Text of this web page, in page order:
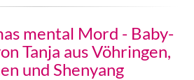
mental Mord - Baby-
Tanja aus Vöhringen,
und Shenyang